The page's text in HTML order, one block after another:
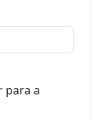
para a